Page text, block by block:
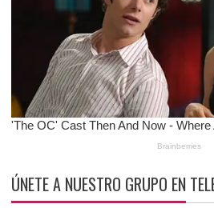
ÚNETE A NUESTRO GRUPO EN